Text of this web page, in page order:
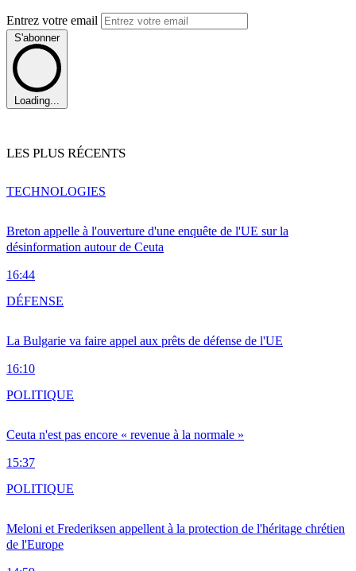
Entrez votre email
S'abonner
Loading...
LES PLUS RÉCENTS
Breton appelle à l'ouverture d'une enquête de l'UE sur la
désinformation autour de Ceuta
16:44
TECHNOLOGIES
La Bulgarie va faire appel aux prêts de défense de l'UE
16:10
DÉFENSE
Ceuta n'est pas encore « revenue à la normale »
15:37
POLITIQUE
Meloni et Frederiksen appellent à la protection de l'héritage chrétien
de l'Europe
POLITIQUE